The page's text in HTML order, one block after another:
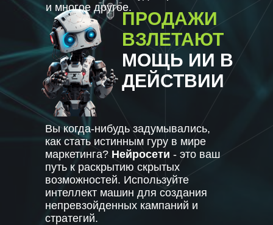
ПРОДАЖИ
ВЗЛЕТАЮТ
МОЩЬ ИИ В
ДЕЙСТВИИ
Вы когда-нибудь задумывались,
как стать истинным гуру в мире
маркетинга? Нейросети - это ваш
путь к раскрытию скрытых
возможностей. Используйте
интеллект машин для создания
непревзойденных кампаний и
стратегий.
и многое другое.